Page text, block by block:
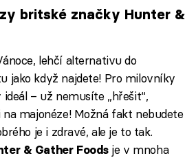
britské značky Hunter &
lehčí alternativu do
jako když najdete! Pro milovníky
– už nemusíte „hřešit“,
majonéze! Možná fakt nebudete
je i zdravé, ale je to tak.
& Gather Foodsje v mnoha